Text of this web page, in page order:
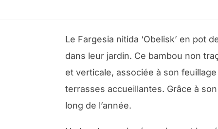
Le Fargesia nitida ‘Obelisk’ en pot
dans leur jardin. Ce bambou non
et verticale, associée à son
terrasses accueillantes. Grâce à
long de l’année.